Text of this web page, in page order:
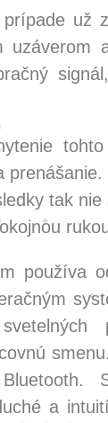
už
tak
používa
a